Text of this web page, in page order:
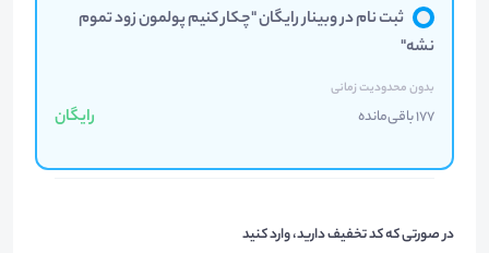
ثبت نام در وبینار رایگان "چکار کنیم پولمون زود تموم
نشه"
بدون محدودیت زمانی
177 باقی‌مانده رایگان
در صورتی که کد تخفیف دارید، وارد کنید